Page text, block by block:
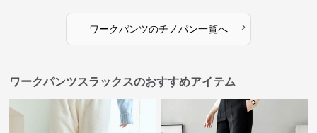
ワークパンツのチノパン一覧へ ›
ワークパンツスラックスのおすすめアイテム